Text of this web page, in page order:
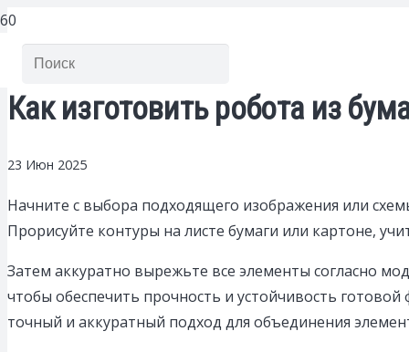
Как изготовить робота из
23 Июн 2025
Начните с выбора подходящего изображения или
Прорисуйте контуры на листе бумаги или картоне,
Затем аккуратно вырежьте все элементы согласно
чтобы обеспечить прочность и устойчивость
точный и аккуратный подход для объединения